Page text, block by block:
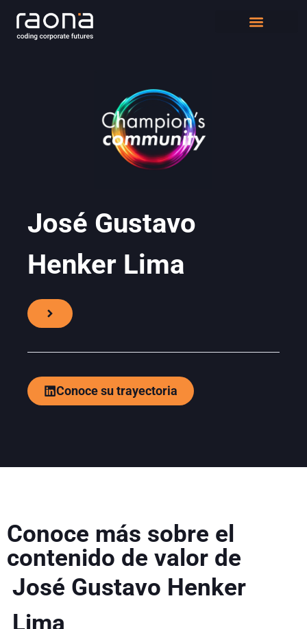
José Gustavo
Henker Lima
Conoce su trayectoria
Conoce más sobre el
contenido de valor de
José Gustavo Henker
Lima